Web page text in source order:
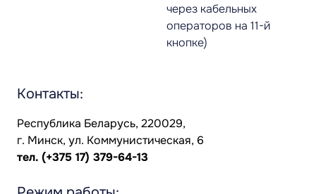
через кабельных
операторов на 11-й
кнопке)
Контакты:
Республика Беларусь, 220029,
г. Минск, ул. Коммунистическая, 6
тел. (+375 17) 379-64-13